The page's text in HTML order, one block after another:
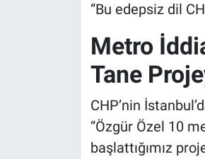
“Bu edepsiz dil
Metro
Tane
CHP’nin
“Özgür Özel 10
başlattığımız